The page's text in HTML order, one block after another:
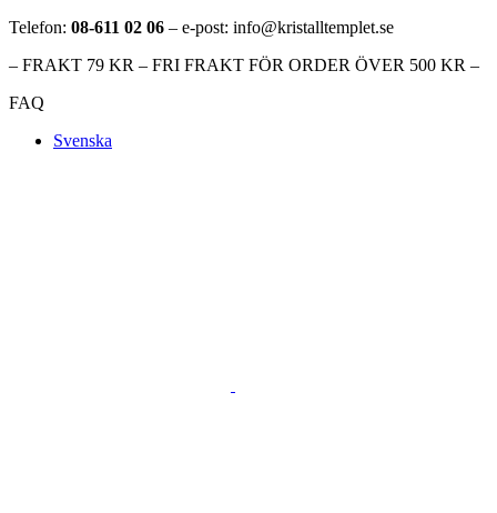
Telefon: 08-611 02 06 – e-post: info@kristalltemplet.se
– FRAKT 79 KR – FRI FRAKT FÖR ORDER ÖVER 500 KR –
FAQ
Svenska